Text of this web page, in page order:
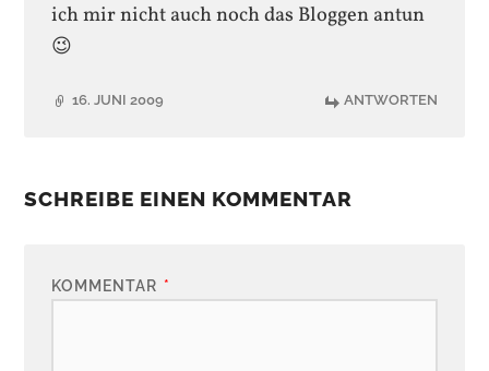
ich mir nicht auch noch das Bloggen antun
😉
16. JUNI 2009 ANTWORTEN
SCHREIBE EINEN KOMMENTAR
KOMMENTAR *